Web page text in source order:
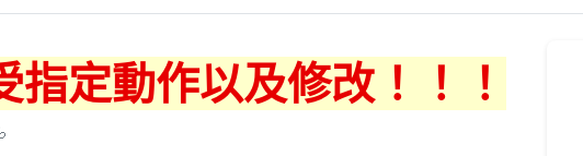
指定動作以及修改！！！